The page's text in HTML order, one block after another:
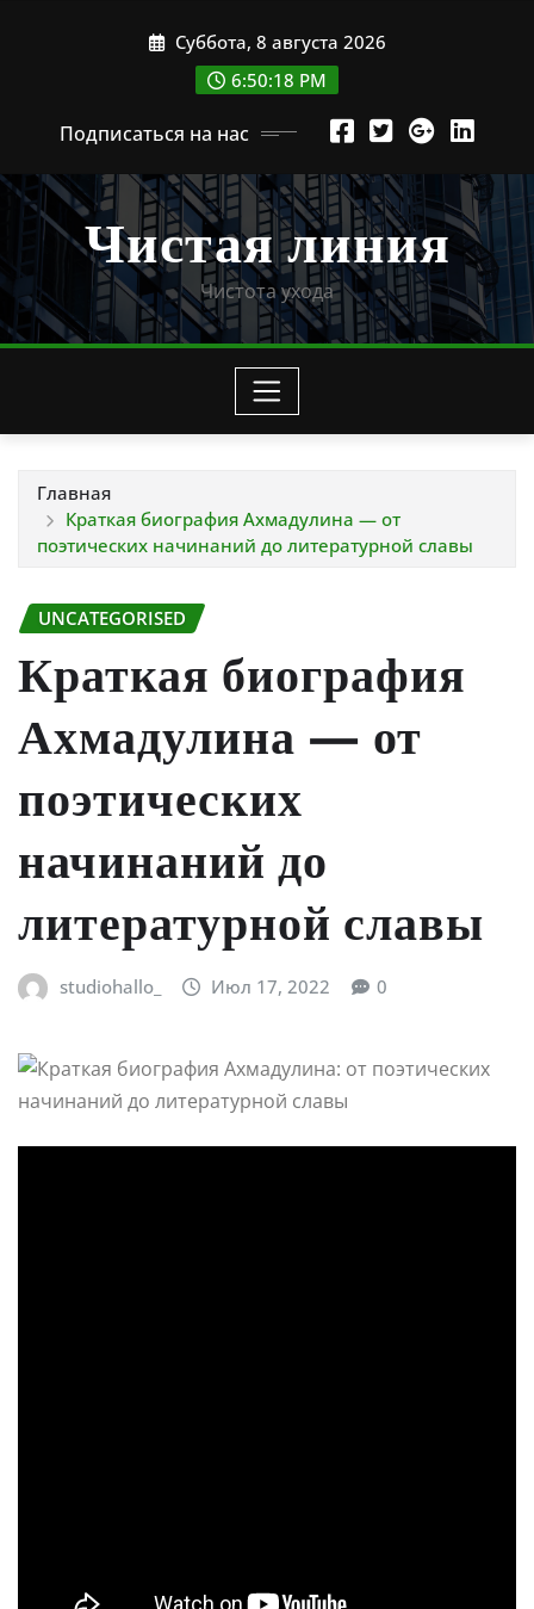
Суббота, 8 августа 2026
6:50:19 PM
Подписаться на нас
Чистая линия
Чистота ухода
Главная
Краткая биография Ахмадулина — от
поэтических начинаний до литературной славы
UNCATEGORISED
Краткая биография
Ахмадулина — от
поэтических
начинаний до
литературной славы
studiohallo_ Июл 17, 2022 0